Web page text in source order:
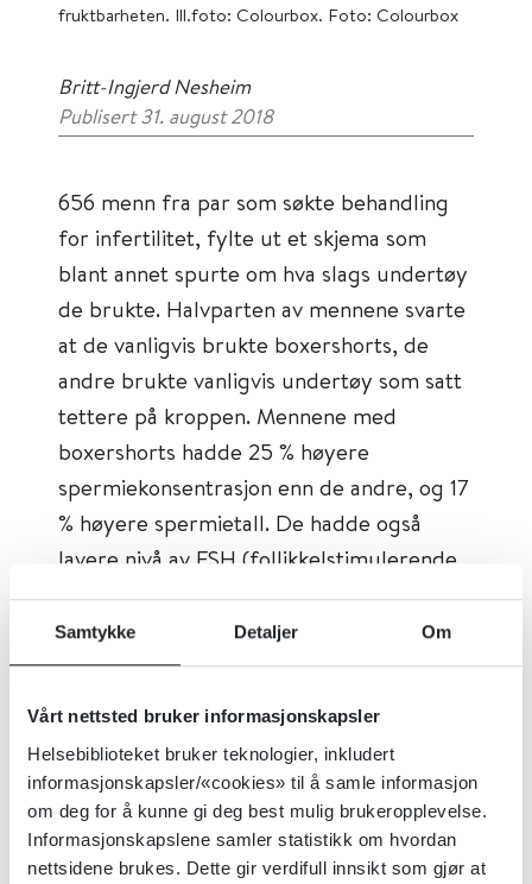
Samtykke Detaljer Om
Vårt nettsted bruker informasjonskapsler
Helsebiblioteket bruker teknologier, inkludert
informasjonskapsler/«cookies» til å samle informasjon
om deg for å kunne gi deg best mulig brukeropplevelse.
Informasjonskapslene samler statistikk om hvordan
nettsidene brukes. Dette gir verdifull innsikt som gjør at
fruktbarheten. Ill.foto: Colourbox. Foto: Colourbox
Britt-Ingjerd Nesheim
Publisert 31. august 2018
656 menn fra par som søkte behandling
for infertilitet, fylte ut et skjema som
blant annet spurte om hva slags undertøy
de brukte. Halvparten av mennene svarte
at de vanligvis brukte boxershorts, de
andre brukte vanligvis undertøy som satt
tettere på kroppen. Mennene med
boxershorts hadde 25 % høyere
spermiekonsentrasjon enn de andre, og 17
% høyere spermietall. De hadde også
lavere nivå av FSH (follikkelstimulerende
hormon) i blodet. Spermiekonsentrasjonen
og spermietallet var omvendt
proporsjonalt med FSH.
Når det ble justert for FSH i
utregningene, forsvant forskjellene
mellom gruppene.
FSH produseres i hypofysen (en del av